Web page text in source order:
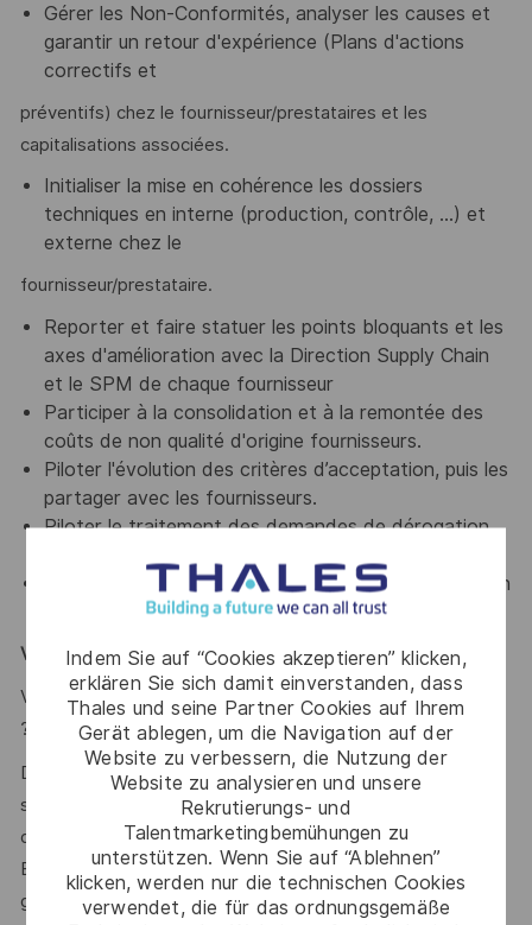
Indem Sie auf “Cookies akzeptieren” klicken,
erklären Sie sich damit einverstanden, dass
Thales und seine Partner Cookies auf Ihrem
Gerät ablegen, um die Navigation auf der
Website zu verbessern, die Nutzung der
Website zu analysieren und unsere
Rekrutierungs- und
Talentmarketingbemühungen zu
unterstützen. Wenn Sie auf “Ablehnen”
klicken, werden nur die technischen Cookies
verwendet, die für das ordnungsgemäße
Gérer les Non-Conformités, analyser les causes et
garantir un retour d'expérience (Plans d'actions
correctifs et
préventifs) chez le fournisseur/prestataires et les
capitalisations associées.
Initialiser la mise en cohérence les dossiers
techniques en interne (production, contrôle, ...) et
externe chez le
fournisseur/prestataire.
Reporter et faire statuer les points bloquants et les
axes d'amélioration avec la Direction Supply Chain
et le SPM de chaque fournisseur
Participer à la consolidation et à la remontée des
coûts de non qualité d'origine fournisseurs.
Piloter l'évolution des critères d’acceptation, puis les
partager avec les fournisseurs.
Piloter le traitement des demandes de dérogation
Assurer le handover entre la phase d’industrialisation
et la phase Vie Série avec les fournisseurs (SFAI, ..)
Votre profil
Votre souhaitez rejoindre un leader de la haute technologie
?
Diplômé(e) d’un Bac +5 d’une école d’ingénieur spécialisé
supply chain ou d’une école en Supply Chain, vous justifiez
d’au moins 10 ans d’expérience professionnelle Business to
Business, idéalement dans des milieux de petite série avec
gestion complexe de configuration.